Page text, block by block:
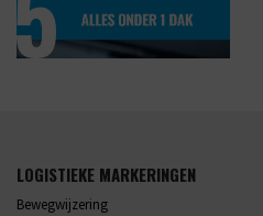
LOGISTIEKE MARKERINGEN
Bewegwijzering